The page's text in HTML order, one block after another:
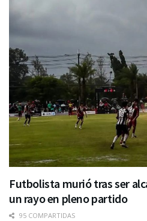
Futbolista murió tras ser
un rayo en pleno partido
95 COMPARTIDAS